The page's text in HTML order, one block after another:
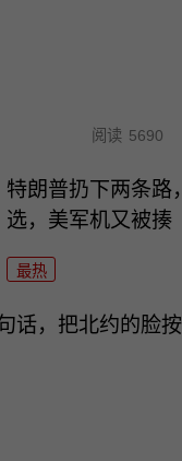
阅读 5690
特朗普扔下两条路
选，美军机又被揍
最热
话，把北约的脸